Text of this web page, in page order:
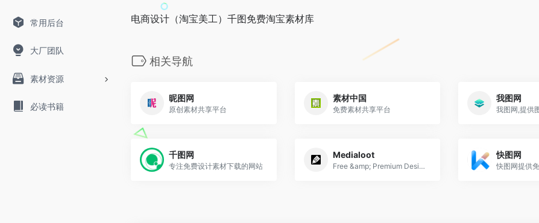
常用后台
大厂团队
素材资源
必读书籍
电商设计（淘宝美工）千图免费淘宝素材库
相关导航
昵图网
原创素材共享平台
素材中国
免费素材共享平台
我图网
千图网
专注免费设计素材下载的网站
Medialoot
Free &amp; Premium Design Resources — Medialoot
快图网